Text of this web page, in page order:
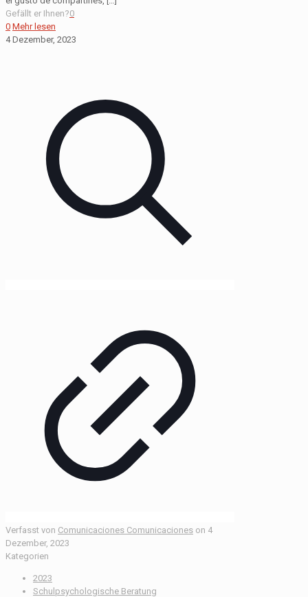
Gefällt er Ihnen?0
0 Mehr lesen
4 Dezember, 2023
Verfasst von Comunicaciones Comunicaciones on 4
Dezember, 2023
Kategorien
2023
Schulpsychologische Beratung